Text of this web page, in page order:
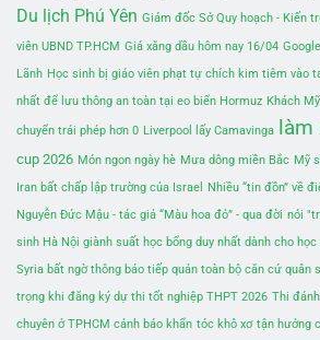
Du lịch Phú Yên Giám đốc Sở Quy hoạch - Kiến
viên UBND TP.HCM Giá xăng dầu hôm nay 16/04 Google
Lãnh Học sinh bị giáo viên phạt tự chích kim tiêm vào
nhất để lưu thông an toàn tại eo biển Hormuz Khách
chuyển trái phép hơn 0 Liverpool lấy Camavinga
cup 2026 Món ngon ngày hè Mưa dông miền Bắc Mỹ
Iran bất chấp lập trường của Israel
Nhiều “tin đồn” về
Nguyễn Đức Mậu - tác giả “Màu hoa đỏ” - qua đời nói
sinh Hà Nội giành suất học bổng duy nhất dành cho
Syria bất ngờ thông báo tiếp quản toàn bộ căn cứ quân
trọng khi đăng ký dự thi tốt nghiệp THPT 2026 Thi
chuyên ở TPHCM cảnh báo khẩn tóc khô xơ tận hưởng